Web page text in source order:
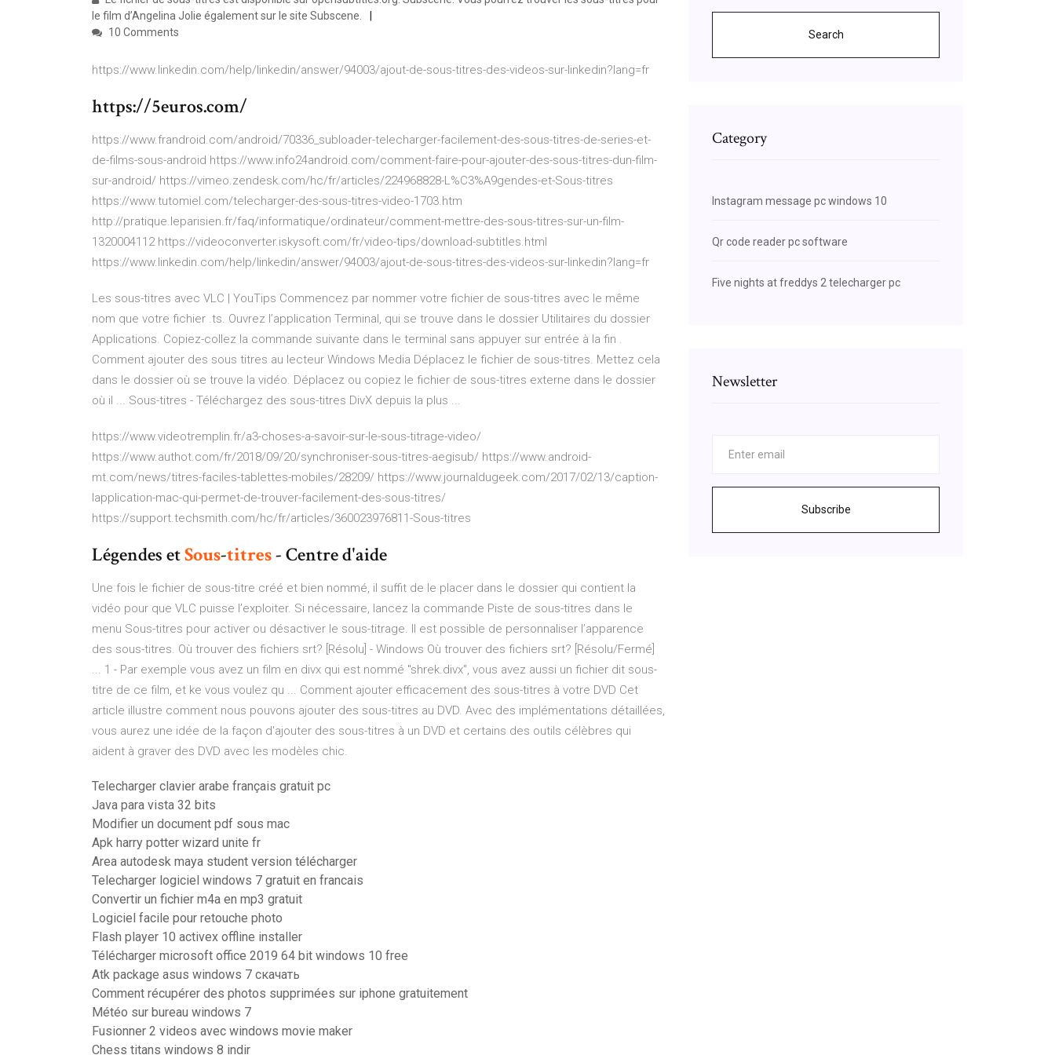
le film d’Angelina Jolie également sur le site Subscene.
10 Comments
https://www.linkedin.com/help/linkedin/answer/94003/ajout-de-sous-titres-des-videos-sur-linkedin?lang=fr
https://5euros.com/
https://www.frandroid.com/android/70336_subloader-telecharger-facilement-des-sous-titres-de-series-et-
de-films-sous-android https://www.info24android.com/comment-faire-pour-ajouter-des-sous-titres-dun-film-
sur-android/ https://vimeo.zendesk.com/hc/fr/articles/224968828-L%C3%A9gendes-et-Sous-titres
https://www.tutomiel.com/telecharger-des-sous-titres-video-1703.htm
http://pratique.leparisien.fr/faq/informatique/ordinateur/comment-mettre-des-sous-titres-sur-un-film-
1320004112 https://videoconverter.iskysoft.com/fr/video-tips/download-subtitles.html
https://www.linkedin.com/help/linkedin/answer/94003/ajout-de-sous-titres-des-videos-sur-linkedin?lang=fr
Les sous-titres avec VLC | YouTips Commencez par nommer votre fichier de sous-titres avec le même
nom que votre fichier .ts. Ouvrez l’application Terminal, qui se trouve dans le dossier Utilitaires du dossier
Applications. Copiez-collez la commande suivante dans le terminal sans appuyer sur entrée à la fin .
Comment ajouter des sous titres au lecteur Windows Media Déplacez le fichier de sous-titres. Mettez cela
dans le dossier où se trouve la vidéo. Déplacez ou copiez le fichier de sous-titres externe dans le dossier
où il ... Sous-titres - Téléchargez des sous-titres DivX depuis la plus ...
https://www.videotremplin.fr/a3-choses-a-savoir-sur-le-sous-titrage-video/
https://www.authot.com/fr/2018/09/20/synchroniser-sous-titres-aegisub/ https://www.android-
mt.com/news/titres-faciles-tablettes-mobiles/28209/ https://www.journaldugeek.com/2017/02/13/caption-
lapplication-mac-qui-permet-de-trouver-facilement-des-sous-titres/
https://support.techsmith.com/hc/fr/articles/360023976811-Sous-titres
Légendes etSous-titres- Centre d'aide
Une fois le fichier de sous-titre créé et bien nommé, il suffit de le placer dans le dossier qui contient la
vidéo pour que VLC puisse l’exploiter. Si nécessaire, lancez la commande Piste de sous-titres dans le
menu Sous-titres pour activer ou désactiver le sous-titrage. Il est possible de personnaliser l’apparence
des sous-titres. Où trouver des fichiers srt? [Résolu] - Windows Où trouver des fichiers srt? [Résolu/Fermé]
... 1 - Par exemple vous avez un film en divx qui est nommé "shrek.divx", vous avez aussi un fichier dit sous-
titre de ce film, et ke vous voulez qu ... Comment ajouter efficacement des sous-titres à votre DVD Cet
article illustre comment nous pouvons ajouter des sous-titres au DVD. Avec des implémentations détaillées,
vous aurez une idée de la façon d'ajouter des sous-titres à un DVD et certains des outils célèbres qui
aident à graver des DVD avec les modèles chic.
Telecharger clavier arabe français gratuit pc
Java para vista 32 bits
Modifier un document pdf sous mac
Apk harry potter wizard unite fr
Area autodesk maya student version télécharger
Telecharger logiciel windows 7 gratuit en francais
Convertir un fichier m4a en mp3 gratuit
Logiciel facile pour retouche photo
Flash player 10 activex offline installer
Télécharger microsoft office 2019 64 bit windows 10 free
Atk package asus windows 7 скачать
Comment récupérer des photos supprimées sur iphone gratuitement
Météo sur bureau windows 7
Fusionner 2 videos avec windows movie maker
Chess titans windows 8 indir
Search
Category
Instagram message pc windows 10
Qr code reader pc software
Five nights at freddys 2 telecharger pc
Newsletter
Subscribe